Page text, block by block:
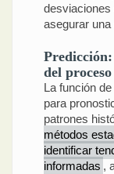
desviaciones
asegurar
del proceso
La función
para
patrones
métodos
identificar
informadas ,